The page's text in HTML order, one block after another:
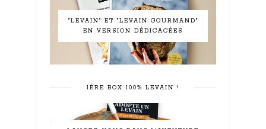
"LEVAIN" ET "LEVAIN GOURMAND"
EN VERSION DÉDICACÉES
1ÈRE BOX 100% LEVAIN !